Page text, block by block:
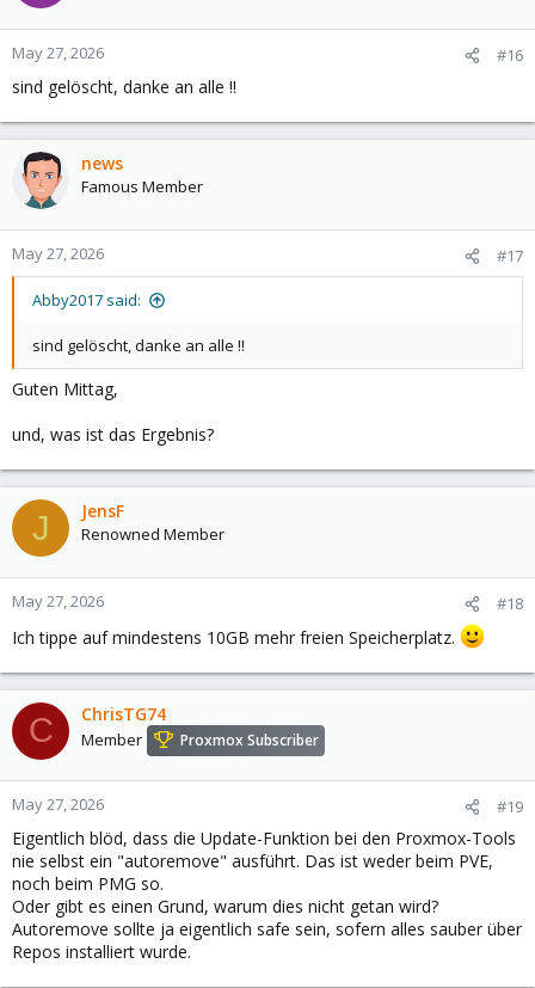
o
n
:
May 27, 2026 #16
sind gelöscht, danke an alle !!
news
Famous Member
May 27, 2026 #17
Abby2017 said:
sind gelöscht, danke an alle !!
Guten Mittag,
und, was ist das Ergebnis?
J JensF
Renowned Member
May 27, 2026 #18
Ich tippe auf mindestens 10GB mehr freien Speicherplatz.
C ChrisTG74
Member Proxmox Subscriber
May 27, 2026 #19
Eigentlich blöd, dass die Update-Funktion bei den Proxmox-Tools
nie selbst ein "autoremove" ausführt. Das ist weder beim PVE,
noch beim PMG so.
Oder gibt es einen Grund, warum dies nicht getan wird?
Autoremove sollte ja eigentlich safe sein, sofern alles sauber über
Repos installiert wurde.